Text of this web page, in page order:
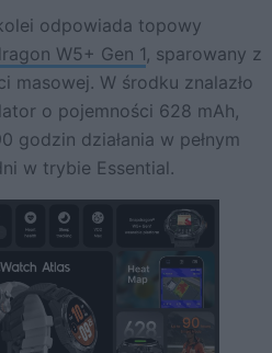
odpowiada topowy
W5+ Gen 1, sparowany z
masowej. W środku znalazło
o pojemności 628 mAh,
godzin działania w pełnym
w trybie Essential.